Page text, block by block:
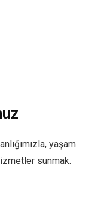
yaşam
sunmak.